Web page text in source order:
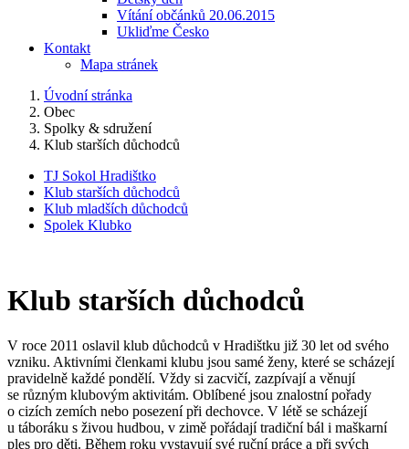
Vítání občánků 20.06.2015
Ukliďme Česko
Kontakt
Mapa stránek
Úvodní stránka
Obec
Spolky & sdružení
Klub starších důchodců
TJ Sokol Hradištko
Klub starších důchodců
Klub mladších důchodců
Spolek Klubko
Klub starších důchodců
V roce 2011 oslavil klub důchodců v Hradištku již 30 let od svého
vzniku. Aktivními členkami klubu jsou samé ženy, které se scházejí
pravidelně každé pondělí. Vždy si zacvičí, zazpívají a věnují
se různým klubovým aktivitám. Oblíbené jsou znalostní pořady
o cizích zemích nebo posezení při dechovce. V létě se scházejí
u táboráku s živou hudbou, v zimě pořádají tradiční bál i maškarní
ples pro děti. Během roku vystavují své ruční práce a při svých